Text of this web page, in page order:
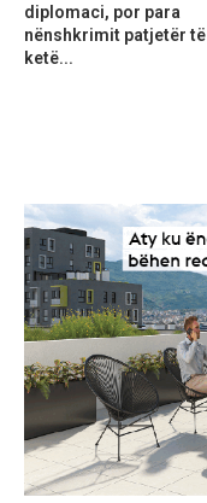
diplomaci, por para
nënshkrimit patjetër të
ketë...